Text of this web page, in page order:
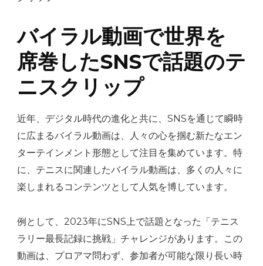
バイラル動画で世界を
席巻したSNSで話題のテ
ニスクリップ
近年、デジタル時代の進化と共に、SNSを通じて瞬時
に広まるバイラル動画は、人々の心を掴む新たなエン
ターテインメント形態として注目を集めています。特
に、テニスに関連したバイラル動画は、多くの人々に
楽しまれるコンテンツとして人気を博しています。
例として、2023年にSNS上で話題となった「テニス
ラリー最長記録に挑戦」チャレンジがあります。この
動画は、プロアマ問わず、参加者が可能な限り長い時